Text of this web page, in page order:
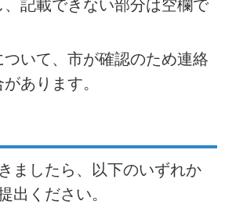
、記載できない部分は空欄で
いて、市が確認のため連絡
あります。
ましたら、以下のいずれか
出ください。